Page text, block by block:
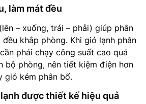
làm mát đều
– xuống, trái – phải) giúp phân
khắp phòng. Khi gió lạnh phân
phải chạy công suất cao quá
bộ phòng, nên tiết kiệm điện hơn
gió kém phân bố.
được thiết kế hiệu quả